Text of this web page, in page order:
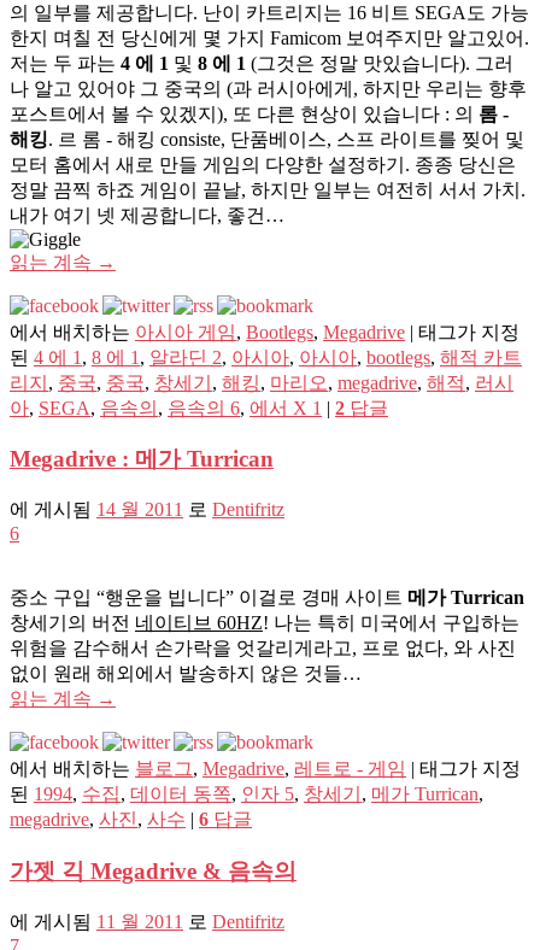
의 일부를 제공합니다. 난이 카트리지는 16 비트 SEGA도 가능
한지 며칠 전 당신에게 몇 가지 Famicom 보여주지만 알고있어.
저는 두 파는 4 에 1 및 8 에 1 (그것은 정말 맛있습니다). 그러
나 알고 있어야 그 중국의 (과 러시아에게, 하지만 우리는 향후
포스트에서 볼 수 있겠지), 또 다른 현상이 있습니다 : 의 롬 -
해킹. 르 롬 - 해킹 consiste, 단품베이스, 스프 라이트를 찢어 및
모터 홈에서 새로 만들 게임의 다양한 설정하기. 종종 당신은
정말 끔찍 하죠 게임이 끝날, 하지만 일부는 여전히 서서 가치.
내가 여기 넷 제공합니다, 좋건…
읽는 계속 →
에서 배치하는 아시아 게임, Bootlegs, Megadrive | 태그가 지정
된 4 에 1 , 8 에 1 , 알라딘 2, 아시아, 아시아, bootlegs, 해적 카트
리지 , 중국, 중국, 창세기 , 해킹, 마리오, megadrive, 해적, 러시
아, SEGA, 음속의 , 음속의 6, 에서 X 1 | 2 답글
Megadrive : 메가 Turrican
에 게시됨 14 월 2011 로 Dentifritz
6
중소 구입 “행운을 빕니다” 이걸로 경매 사이트 메가 Turrican
창세기의 버전 네이티브 60HZ! 나는 특히 미국에서 구입하는
위험을 감수해서 손가락을 엇갈리게라고, 프로 없다, 와 사진
없이 원래 해외에서 발송하지 않은 것들…
읽는 계속 →
에서 배치하는 블로그, Megadrive, 레트로 - 게임 | 태그가 지정
된 1994, 수집, 데이터 동쪽, 인자 5, 창세기 , 메가 Turrican,
megadrive, 사진 , 사수 | 6 답글
가젯 긱 Megadrive & 음속의
에 게시됨 11 월 2011 로 Dentifritz
7